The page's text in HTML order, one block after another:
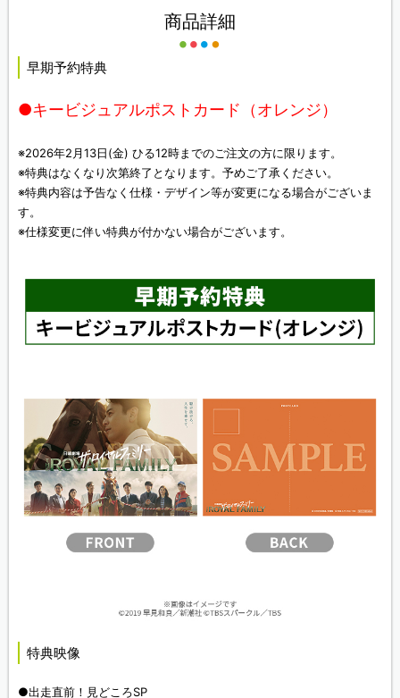
商品詳細
早期予約特典
●キービジュアルポストカード（オレンジ）
※2026年2月13日(金) ひる12時までのご注文の方に限ります。
※特典はなくなり次第終了となります。予めご了承ください。
※特典内容は予告なく仕様・デザイン等が変更になる場合がございま
す。
※仕様変更に伴い特典が付かない場合がございます。
特典映像
●出走直前！見どころSP